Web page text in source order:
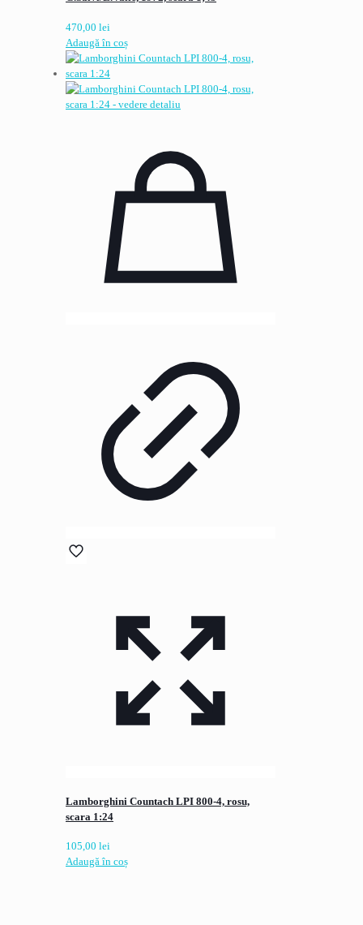
470,00 lei
Adaugă în coș
Lamborghini Countach LPI 800-4, rosu,
scara 1:24
105,00 lei
Adaugă în coș